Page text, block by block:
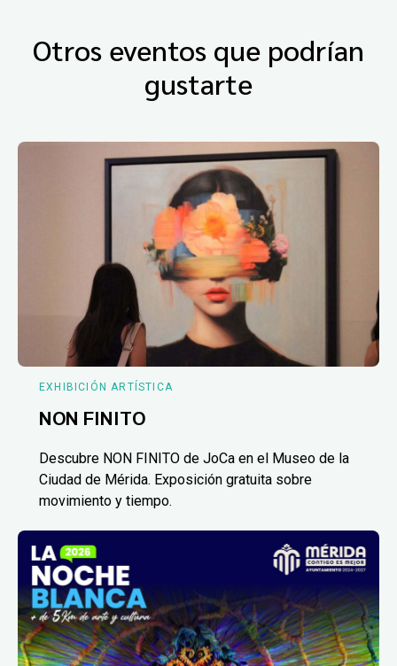
Otros eventos que podrían
gustarte
EXHIBICIÓN ARTÍSTICA
NON FINITO
Descubre NON FINITO de JoCa en el Museo de la
Ciudad de Mérida. Exposición gratuita sobre
movimiento y tiempo.